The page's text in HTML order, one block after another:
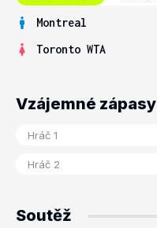
Montreal
Toronto WTA
Vzájemné zápasy
Soutěž